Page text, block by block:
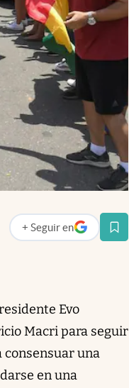
+ Seguir en
abre en nueva pestaña
Evo
Macri para seguir
una
en una